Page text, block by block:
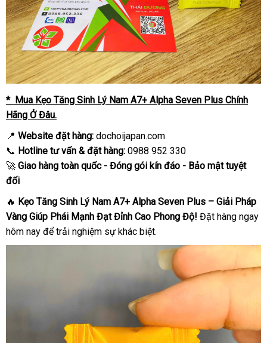
* Mua Kẹo Tăng Sinh Lý Nam A7+ Alpha Seven Plus Chính
Hãng Ở Đâu.
📍 Website đặt hàng: dochoijapan.com
📞 Hotline tư vấn & đặt hàng: 0988 952 330
🚀 Giao hàng toàn quốc - Đóng gói kín đáo - Bảo mật tuyệt
đối
🔥 Kẹo Tăng Sinh Lý Nam A7+ Alpha Seven Plus – Giải Pháp
Vàng Giúp Phái Mạnh Đạt Đỉnh Cao Phong Độ! Đặt hàng ngay
hôm nay để trải nghiệm sự khác biệt.